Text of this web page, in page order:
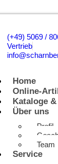
(+49) 5069 /
Vertrieb
Home
Online-
Kataloge
Über uns
Profil
Team
Service